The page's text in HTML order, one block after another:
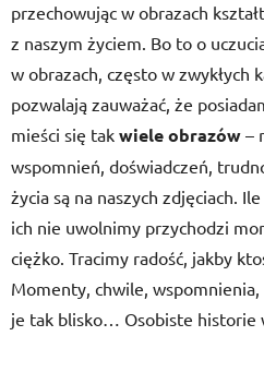
przechowując w obrazach
z naszym życiem. Bo to o
w obrazach, często w zwykłych
pozwalają zauważać, że
mieści się tak wiele obrazów –
wspomnień, doświadczeń,
życia są na naszych zdjęciach.
ich nie uwolnimy przychodzi
ciężko. Tracimy radość, jakby
Momenty, chwile, wspomnienia,
je tak blisko… Osobiste historie